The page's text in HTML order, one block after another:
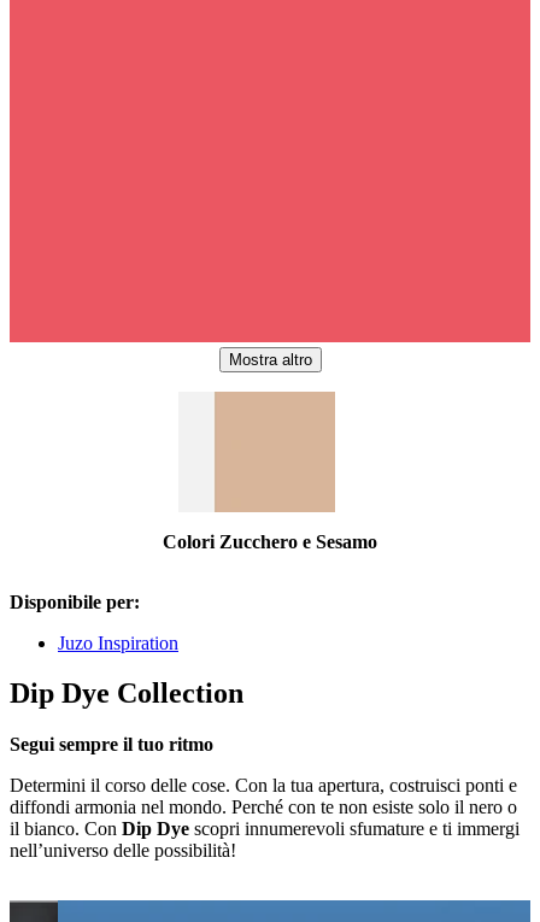
Mostra altro
Colori Zucchero e Sesamo
Disponibile per:
Juzo Inspiration
Dip Dye Collection
Segui sempre il tuo ritmo
Determini il corso delle cose. Con la tua apertura, costruisci ponti e
diffondi armonia nel mondo. Perché con te non esiste solo il nero o
il bianco. Con Dip Dye scopri innumerevoli sfumature e ti immergi
nell’universo delle possibilità!